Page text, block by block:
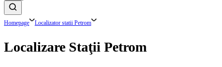
Homepage Localizator statii Petrom
Localizare Staţii Petrom